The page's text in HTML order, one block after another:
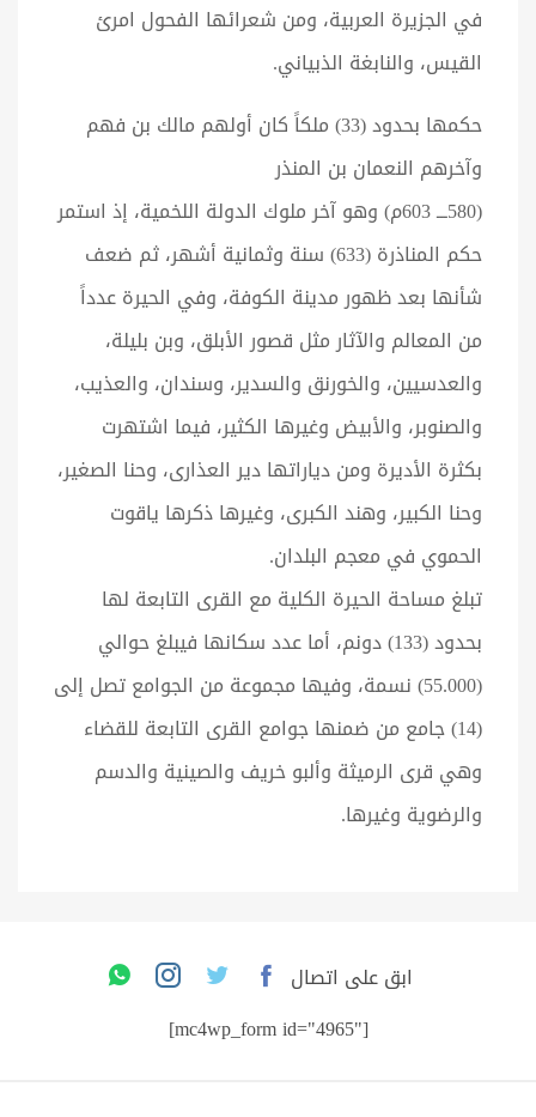
في الجزيرة العربية، ومن شعرائها الفحول امرئ
القيس، والنابغة الذبياني.
حكمها بحدود (33) ملكاً كان أولهم مالك بن فهم
وآخرهم النعمان بن المنذر
(580ـــ 603م) وهو آخر ملوك الدولة اللخمية، إذ استمر
حكم المناذرة (633) سنة وثمانية أشهر، ثم ضعف
شأنها بعد ظهور مدينة الكوفة، وفي الحيرة عدداً
من المعالم والآثار مثل قصور الأبلق، وبن بليلة،
والعدسيين، والخورنق والسدير، وسندان، والعذيب،
والصنوبر، والأبيض وغيرها الكثير، فيما اشتهرت
بكثرة الأديرة ومن دياراتها دير العذارى، وحنا الصغير،
وحنا الكبير، وهند الكبرى، وغيرها ذكرها ياقوت
الحموي في معجم البلدان.
تبلغ مساحة الحيرة الكلية مع القرى التابعة لها
بحدود (133) دونم، أما عدد سكانها فيبلغ حوالي
(55.000) نسمة، وفيها مجموعة من الجوامع تصل إلى
(14) جامع من ضمنها جوامع القرى التابعة للقضاء
وهي قرى الرميثة وألبو خريف والصينية والدسم
والرضوية وغيرها.
ابق على اتصال
[mc4wp_form id="4965"]